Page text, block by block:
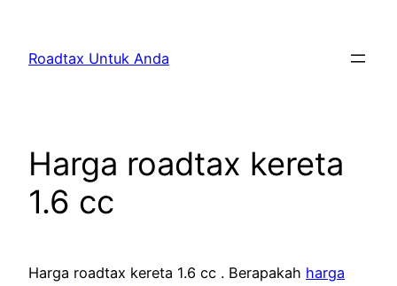
content
Roadtax Untuk Anda
Harga roadtax kereta
1.6 cc
Harga roadtax kereta 1.6 cc . Berapakah harga